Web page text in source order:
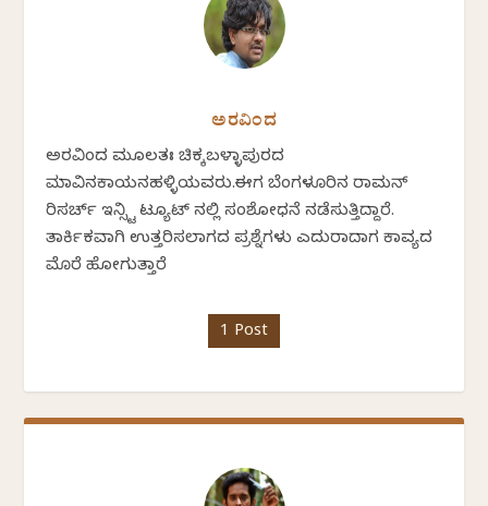
ಅರವಿಂದ
ಅರವಿಂದ ಮೂಲತಃ ಚಿಕ್ಕಬಳ್ಳಾಪುರದ
ಮಾವಿನಕಾಯನಹಳ್ಳಿಯವರು.ಈಗ ಬೆಂಗಳೂರಿನ ರಾಮನ್
ರಿಸರ್ಚ್ ಇನ್ಸ್ಟಿ ಟ್ಯೂಟ್ ನಲ್ಲಿ ಸಂಶೋಧನೆ ನಡೆಸುತ್ತಿದ್ದಾರೆ.
ತಾರ್ಕಿಕವಾಗಿ ಉತ್ತರಿಸಲಾಗದ ಪ್ರಶ್ನೆಗಳು ಎದುರಾದಾಗ ಕಾವ್ಯದ
ಮೊರೆ ಹೋಗುತ್ತಾರೆ
1 Post